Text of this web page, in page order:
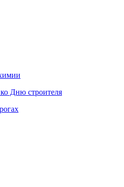
Дню строителя